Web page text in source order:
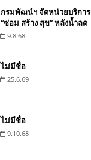
กรมพัฒน์ฯ จัดหน่วยบริการ
“ซ่อม สร้าง สุข” หลังน้ำลด
9.8.68
ไม่มีชื่อ
25.6.69
ไม่มีชื่อ
9.10.68